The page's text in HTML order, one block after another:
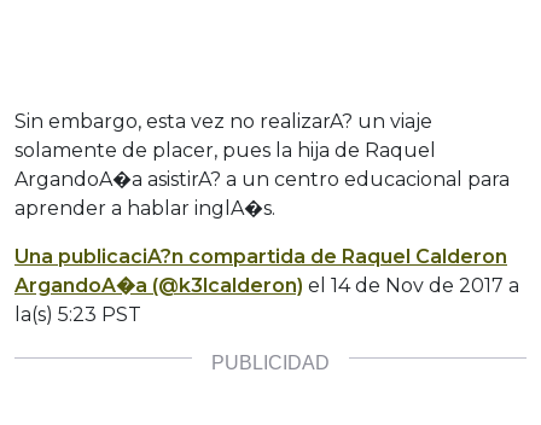
Sin embargo, esta vez no realizarA? un viaje
solamente de placer, pues la hija de Raquel
ArgandoA�a asistirA? a un centro educacional para
aprender a hablar inglA�s.
Una publicaciA?n compartida de Raquel Calderon
ArgandoA�a (@k3lcalderon) el 14 de Nov de 2017 a
la(s) 5:23 PST